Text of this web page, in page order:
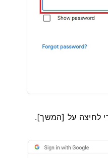
לחיצה על [המשך].